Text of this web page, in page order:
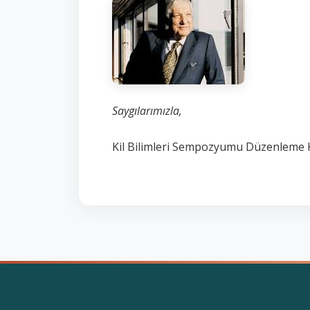
Saygılarımızla,
Kil Bilimleri Sempozyumu Düzenleme